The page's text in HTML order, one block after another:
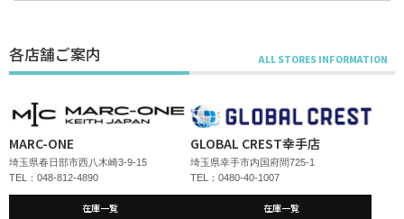
各店舗ご案内
MARC-ONE
埼玉県春日部市西八木崎3-9-15
TEL：048-812-4890
在庫一覧
GLOBAL CREST幸手店
埼玉県幸手市内国府間725-1
TEL：0480-40-1007
在庫一覧